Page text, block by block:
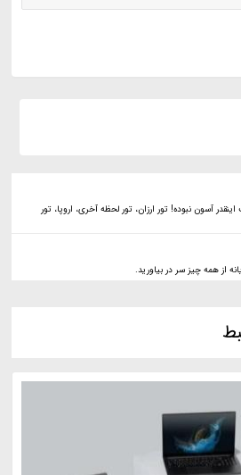
آسون نبوده! تور ارزان، تور لحظه آخری، اروپا، تور
از همه چیز سر در بیاورید.